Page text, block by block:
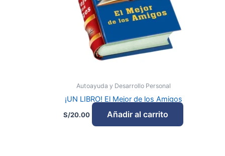
Autoayuda y Desarrollo Personal
¡UN LIBRO! El Mejor de los Amigos
S/20.00 Añadir al carrito